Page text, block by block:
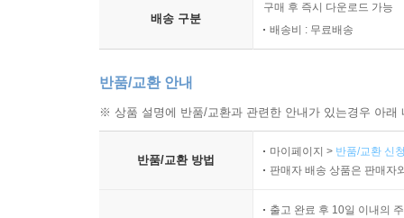
배송 구분
구매 후 즉시 다운로드 가능
배송비 : 무료배송
반품/교환 안내
※ 상품 설명에 반품/교환과 관련한 안내가 있는경우 아
반품/교환 방법
마이페이지 > 반품/교환 신
판매자 배송 상품은 판매자
출고 완료 후 10일 이내의